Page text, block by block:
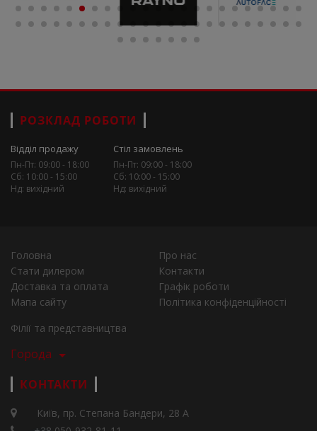
РОЗКЛАД РОБОТИ
Відділ продажу
Пн-Пт: 09:00 - 18:00
Сб: 10:00 - 15:00
Нд: вихідний
Стіл замовлень
Пн-Пт: 09:00 - 18:00
Сб: 10:00 - 15:00
Нд: вихідний
Головна
Про нас
Стати дилером
Контакти
Доставка та оплата
Графік роботи
Мапа сайту
Політика конфіденційності
Філії та представництва
Города
КОНТАКТИ
Київ, пр. Степана Бандери, 28 А